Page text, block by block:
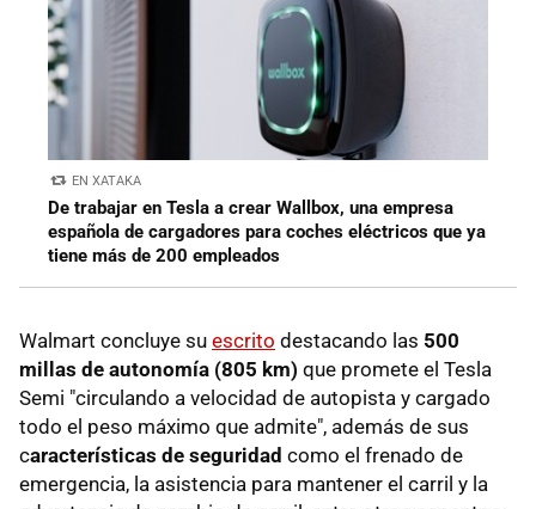
EN XATAKA
De trabajar en Tesla a crear Wallbox, una empresa
española de cargadores para coches eléctricos que ya
tiene más de 200 empleados
Walmart concluye su escrito destacando las 500
millas de autonomía (805 km) que promete el Tesla
Semi "circulando a velocidad de autopista y cargado
todo el peso máximo que admite", además de sus
características de seguridad como el frenado de
emergencia, la asistencia para mantener el carril y la